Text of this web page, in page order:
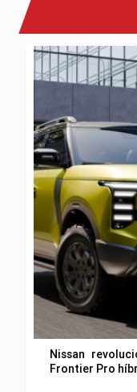
Nissan
Frontier Pro